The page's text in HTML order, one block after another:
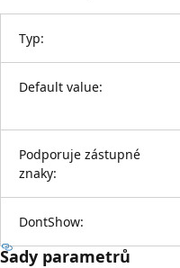
Typ:
Default value:
Podporuje zástupné
znaky:
DontShow:
Sady parametrů